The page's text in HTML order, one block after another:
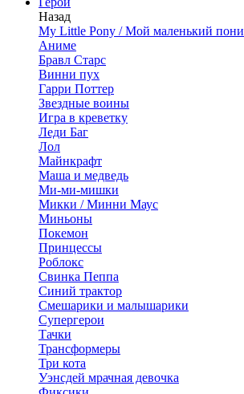
Назад
My Little Pony / Мой маленький пони
Аниме
Бравл Старс
Винни пух
Гарри Поттер
Звездные воины
Игра в креветку
Леди Баг
Лол
Майнкрафт
Маша и медведь
Ми-ми-мишки
Микки / Минни Маус
Миньоны
Покемон
Принцессы
Роблокс
Свинка Пеппа
Синий трактор
Смешарики и малышарики
Супергерои
Тачки
Трансформеры
Три кота
Уэнсдей мрачная девочка